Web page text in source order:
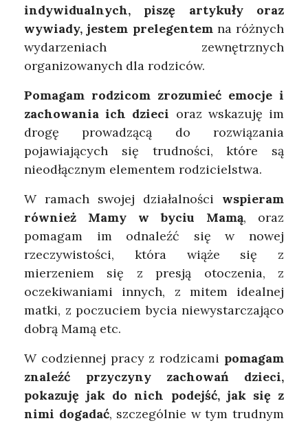
indywidualnych, piszę artykuły oraz
wywiady, jestem prelegentemna różnych
wydarzeniach zewnętrznych
organizowanych dla rodziców.
Pomagam rodzicom zrozumieć emocje i
zachowania ich dzieci oraz wskazuję im
drogę prowadzącą do rozwiązania
pojawiających się trudności, które są
nieodłącznym elementem rodzicielstwa.
W ramach swojej działalności wspieram
również Mamy w byciu Mamą, oraz
pomagam im odnaleźć się w nowej
rzeczywistości, która wiąże się z
mierzeniem się z presją otoczenia, z
oczekiwaniami innych, z mitem idealnej
matki, z poczuciem bycia niewystarczająco
dobrą Mamą etc.
W codziennej pracy z rodzicami pomagam
znaleźć przyczyny zachowań dzieci,
pokazuję jak do nich podejść, jak się z
nimi dogadać, szczególnie w tym trudnym